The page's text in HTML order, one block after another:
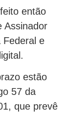
então
Assinador
Federal e
estão
57 da
que prevê